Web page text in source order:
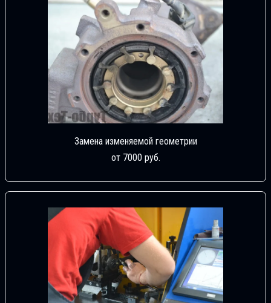
Замена изменяемой геометрии
от 7000 руб.